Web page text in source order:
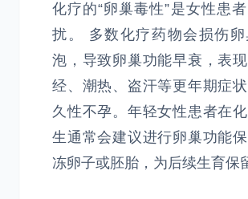
化疗的“卵巢毒性”是女性患
扰。 多数化疗药物会损伤
泡，导致卵巢功能早衰，表
经、潮热、盗汗等更年期症
久性不孕。年轻女性患者在
生通常会建议进行卵巢功能
冻卵子或胚胎，为后续生育保